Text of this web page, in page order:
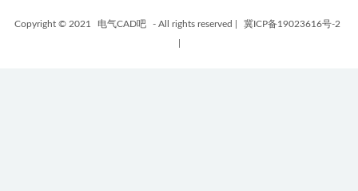
Copyright © 2021 电气CAD吧 - All rights reserved
冀ICP备19023616号-2